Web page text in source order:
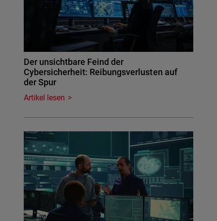
Der unsichtbare Feind der
Cybersicherheit: Reibungsverlusten auf
der Spur
Artikel lesen